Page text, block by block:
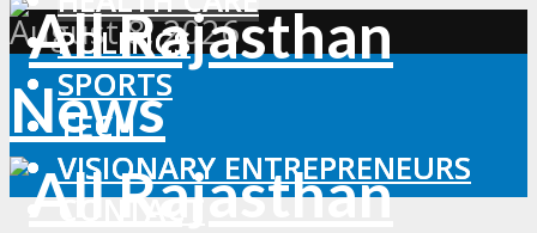
August 8, 2026
POLITICS
SPORTS
TECH
VISIONARY ENTREPRENEURS
CONTACT
POLITICS
SPORTS
TECH
VISIONARY ENTREPRENEURS
CONTACT